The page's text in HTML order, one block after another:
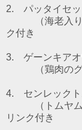
2. パッタイセッ
（海老入
ク付き
3. ゲーンキアオ
（鶏肉の
4. センレックト
（トムヤ
リンク付き